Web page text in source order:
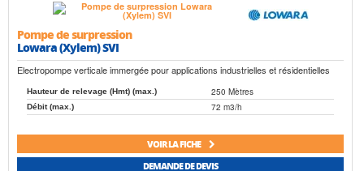
Pompe de surpression
Lowara (Xylem) SVI
Electropompe verticale immergée pour applications industrielles et résidentielles
Hauteur de relevage (Hmt) (max.) 250 Mètres
Débit (max.) 72 m3/h
VOIR LA FICHE
DEMANDE DE DEVIS